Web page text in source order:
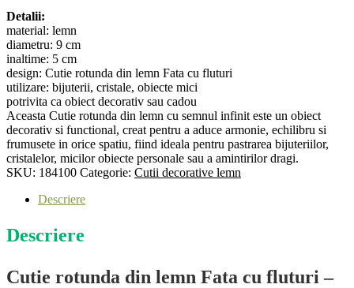
Detalii:
material: lemn
diametru: 9 cm
inaltime: 5 cm
design: Cutie rotunda din lemn Fata cu fluturi
utilizare: bijuterii, cristale, obiecte mici
potrivita ca obiect decorativ sau cadou
Aceasta Cutie rotunda din lemn cu semnul infinit este un obiect
decorativ si functional, creat pentru a aduce armonie, echilibru si
frumusete in orice spatiu, fiind ideala pentru pastrarea bijuteriilor,
cristalelor, micilor obiecte personale sau a amintirilor dragi.
lemn
fata
cu
fluturi
-
184100
SKU: 184100 Categorie: Cutii decorative lemn
Descriere
Descriere
Cutie rotunda din lemn Fata cu fluturi –